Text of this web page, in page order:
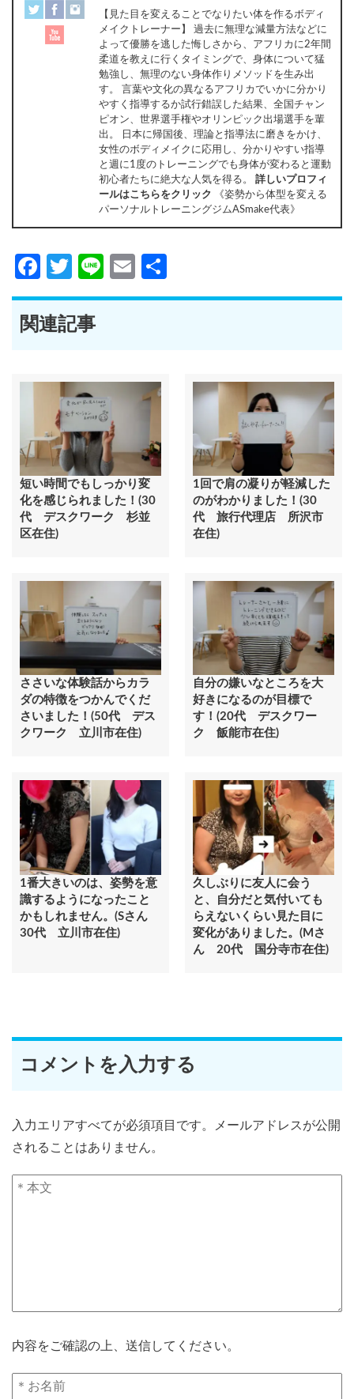
【見た目を変えることでなりたい体を作るボディ
メイクトレーナー】 過去に無理な減量方法などに
よって優勝を逃した悔しさから、アフリカに2年間
柔道を教えに行くタイミングで、身体について猛
勉強し、無理のない身体作りメソッドを生み出
す。 言葉や文化の異なるアフリカでいかに分かり
やすく指導するか試行錯誤した結果、全国チャン
ピオン、世界選手権やオリンピック出場選手を輩
出。 日本に帰国後、理論と指導法に磨きをかけ、
女性のボディメイクに応用し、分かりやすい指導
と週に1度のトレーニングでも身体が変わると運動
初心者たちに絶大な人気を得る。 詳しいプロフィ
ールはこちらをクリック 《姿勢から体型を変える
パーソナルトレーニングジムASmake代表》
Facebook
Twitter
LineEmail
有
関連記事
短い時間でもしっかり変
化を感じられました！(30
代 デスクワーク 杉並
区在住)
1回で肩の凝りが軽減した
のがわかりました！(30
代 旅行代理店 所沢市
在住)
ささいな体験話からカラ
ダの特徴をつかんでくだ
さいました！(50代 デス
クワーク 立川市在住)
自分の嫌いなところを大
好きになるのが目標で
す！(20代 デスクワー
ク 飯能市在住)
1番大きいのは、姿勢を意
識するようになったこと
かもしれません。(Sさん
30代 立川市在住)
久しぶりに友人に会う
と、自分だと気付いても
らえないくらい見た目に
変化がありました。(Mさ
ん 20代 国分寺市在住)
コメントを入力する
入力エリアすべてが必須項目です。メールアドレスが公開
されることはありません。
内容をご確認の上、送信してください。